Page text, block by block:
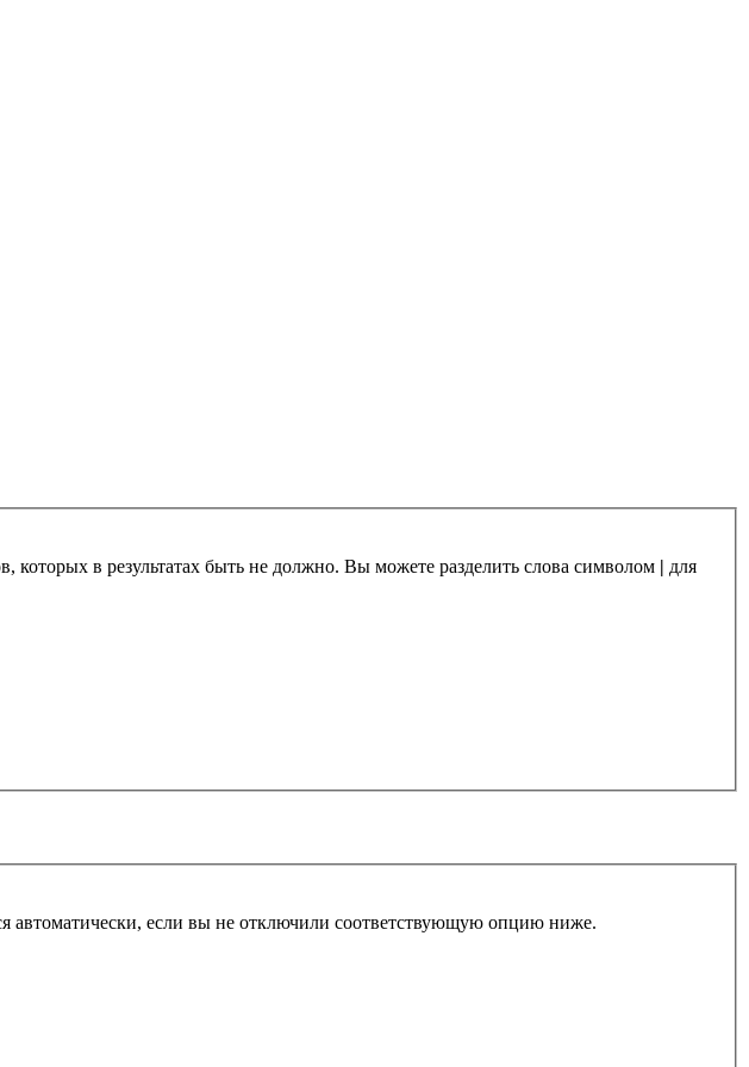
которых в результатах быть не должно. Вы можете разделить слова символом | для
автоматически, если вы не отключили соответствующую опцию ниже.